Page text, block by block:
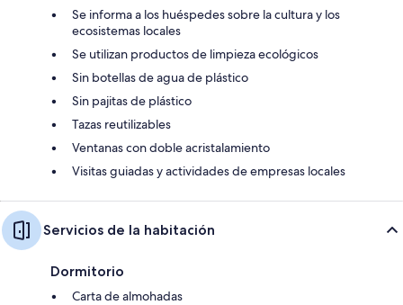
Se informa a los huéspedes sobre la cultura y los
ecosistemas locales
Se utilizan productos de limpieza ecológicos
Sin botellas de agua de plástico
Sin pajitas de plástico
Tazas reutilizables
Ventanas con doble acristalamiento
Visitas guiadas y actividades de empresas locales
Servicios de la habitación
Dormitorio
Carta de almohadas